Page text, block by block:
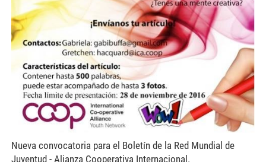
Nueva convocatoria para el Boletín de la Red Mundial de
Juventud - Alianza Cooperativa Internacional.